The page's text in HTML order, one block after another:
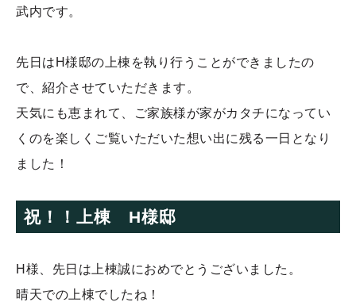
武内です。
先日はH様邸の上棟を執り行うことができましたの
で、紹介させていただきます。
天気にも恵まれて、ご家族様が家がカタチになってい
くのを楽しくご覧いただいた想い出に残る一日となり
ました！
祝！！上棟 H様邸
H様、先日は上棟誠におめでとうございました。
晴天での上棟でしたね！